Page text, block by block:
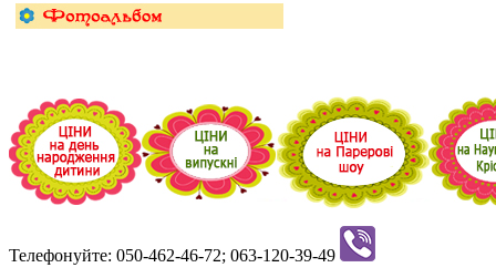
Телефонуйте: 050-462-46-72; 063-120-39-49